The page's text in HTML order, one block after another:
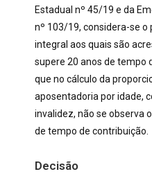
Estadual nº 45/19 e da
nº 103/19, considera-se o
integral aos quais são
supere 20 anos de tempo
que no cálculo da
aposentadoria por idade,
invalidez, não se observa
de tempo de contribuição.
Decisão